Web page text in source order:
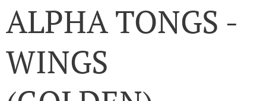
ALPHA TONGS -
WINGS